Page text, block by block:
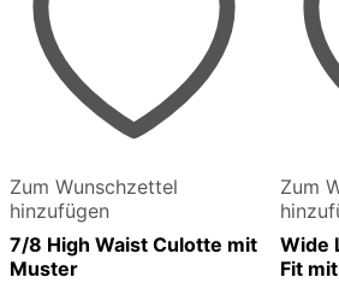
Zum Wunschzettel
hinzufügen
7/8 High Waist Culotte mit
Muster
Zum
Wide
Fit